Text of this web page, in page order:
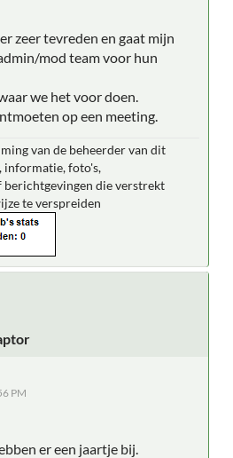
zeer tevreden en gaat mijn
mod team voor hun
we het voor doen.
op een meeting.
van de beheerder van dit
informatie, foto's,
die verstrekt
te verspreiden
PM
er een jaartje bij.